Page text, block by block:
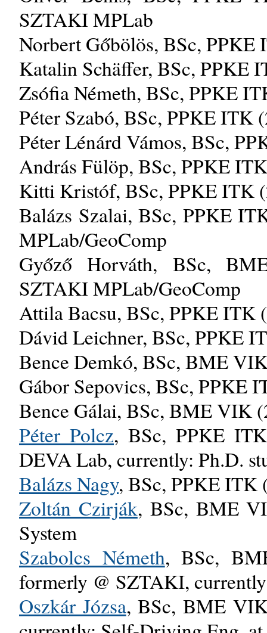
SZTAKI MPLab
Norbert Gőbölös, BSc, PPKE
Katalin Schäffer, BSc, PPKE
Zsófia Németh, BSc, PPKE
Péter Szabó, BSc, PPKE ITK
Péter Lénárd Vámos, BSc,
András Fülöp, BSc, PPKE
Kitti Kristóf, BSc, PPKE ITK
Balázs Szalai, BSc, PPKE
MPLab/GeoComp
Győző Horváth, BSc,
SZTAKI MPLab/GeoComp
Attila Bacsu, BSc, PPKE ITK
Dávid Leichner, BSc, PPKE
Bence Demkó, BSc, BME
Gábor Sepovics, BSc, PPKE
Bence Gálai, BSc, BME VIK
Péter Polcz, BSc, PPKE
DEVA Lab, currently: Ph.D.
Balázs Nagy, BSc, PPKE ITK
Zoltán Czirják, BSc, BME
System
Szabolcs Németh, BSc,
formerly @ SZTAKI,
Oszkár Józsa, BSc, BME